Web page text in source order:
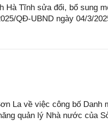
Hà Tĩnh sửa đổi, bổ sung
QĐ-UBND ngày 04/3/
La về việc công bố Danh
quản lý Nhà nước của